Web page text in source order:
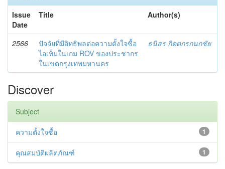
Issue
Date
Title Author(s)
2566
ปัจจัยที่มีอิทธิพลต่อความตั้งใจซื้อ
ไอเท็มในเกม ROV ของประชากร
ในเขตกรุงเทพมหานคร
ธนิสร กิตตกรกนกชัย
Discover
Subject
1
ความตั้งใจซื้อ
1
คุณสมบัติผลิตภัณฑ์